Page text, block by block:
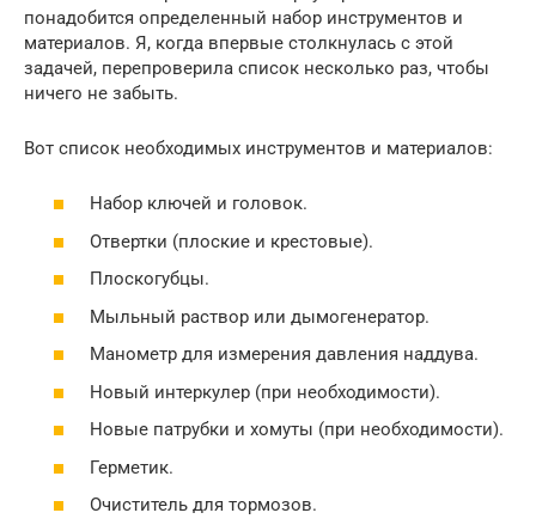
понадобится определенный набор инструментов и
материалов. Я, когда впервые столкнулась с этой
задачей, перепроверила список несколько раз, чтобы
ничего не забыть.
Вот список необходимых инструментов и материалов:
Набор ключей и головок.
Отвертки (плоские и крестовые).
Плоскогубцы.
Мыльный раствор или дымогенератор.
Манометр для измерения давления наддува.
Новый интеркулер (при необходимости).
Новые патрубки и хомуты (при необходимости).
Герметик.
Очиститель для тормозов.